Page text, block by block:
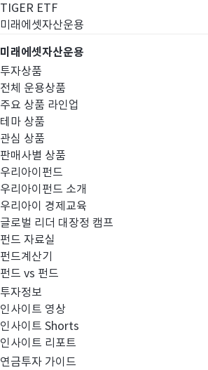
TIGER ETF
미래에셋자산운용
미래에셋자산운용
투자상품
전체 운용상품
주요 상품 라인업
테마 상품
관심 상품
판매사별 상품
우리아이펀드
우리아이펀드 소개
우리아이 경제교육
글로벌 리더 대장정 캠프
펀드 자료실
펀드계산기
펀드 vs 펀드
투자정보
인사이트 영상
인사이트 Shorts
인사이트 리포트
연금투자 가이드
펀드공시
집합투자규약 및 투자설명서 변경의 건